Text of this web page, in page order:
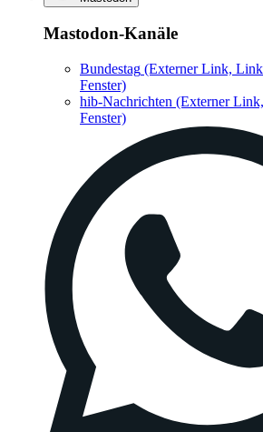
Mastodon-Kanäle
Bundestag (Externer Link,
Fenster)
hib-Nachrichten (Externer
Fenster)